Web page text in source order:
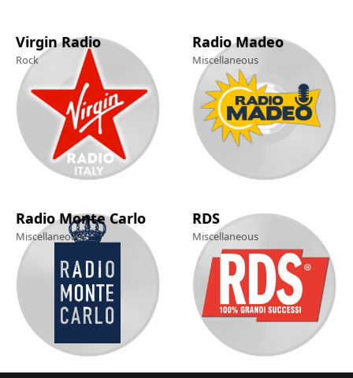
Virgin Radio
Rock
Radio Madeo
Miscellaneous
Radio Monte Carlo
Miscellaneous
RDS
Miscellaneous